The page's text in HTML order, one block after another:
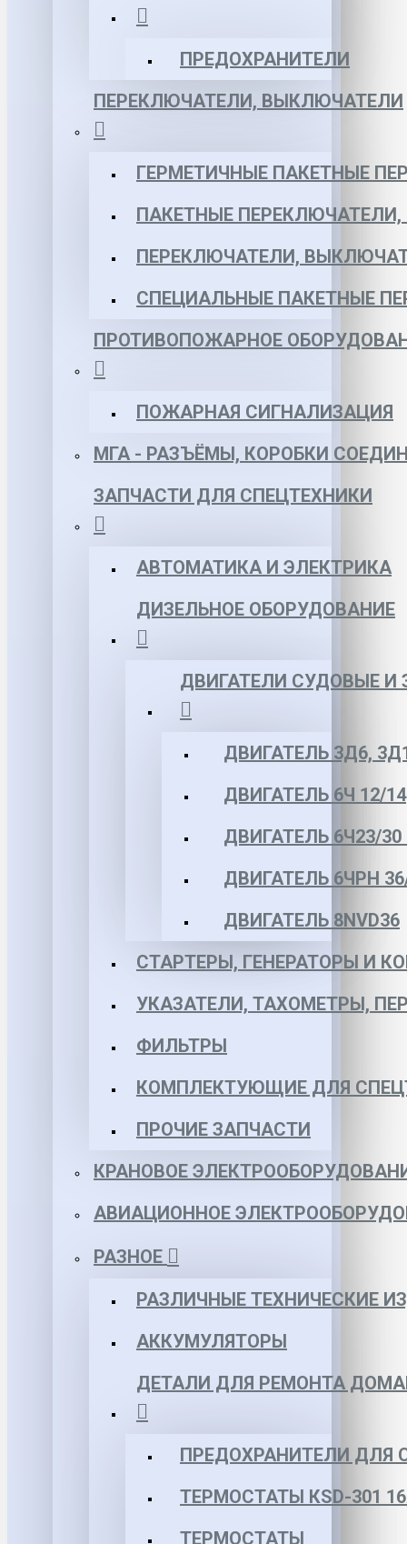
ПРЕДОХРАНИТЕЛИ
ПЕРЕКЛЮЧАТЕЛИ, ВЫКЛЮЧАТЕЛИ
ГЕРМЕТИЧНЫЕ ПАКЕТНЫЕ
ПАКЕТНЫЕ
ПЕРЕКЛЮЧАТЕЛИ,
СПЕЦИАЛЬНЫЕ ПАКЕТНЫЕ
ПРОТИВОПОЖАРНОЕ
ПОЖАРНАЯ СИГНАЛИЗАЦИЯ
МГА - РАЗЪЁМЫ, КОРОБКИ
ЗАПЧАСТИ ДЛЯ СПЕЦТЕХНИКИ
АВТОМАТИКА И ЭЛЕКТРИКА
ДИЗЕЛЬНОЕ ОБОРУДОВАНИЕ
ДВИГАТЕЛИ СУДОВЫЕ И
ДВИГАТЕЛЬ 3Д6,
ДВИГАТЕЛЬ 6Ч 12/14
ДВИГАТЕЛЬ 6Ч23/30
ДВИГАТЕЛЬ 6ЧРН
ДВИГАТЕЛЬ 8NVD36
СТАРТЕРЫ, ГЕНЕРАТОРЫ И
УКАЗАТЕЛИ, ТАХОМЕТРЫ,
ФИЛЬТРЫ
КОМПЛЕКТУЮЩИЕ ДЛЯ
ПРОЧИЕ ЗАПЧАСТИ
КРАНОВОЕ
АВИАЦИОННОЕ
РАЗНОЕ
РАЗЛИЧНЫЕ ТЕХНИЧЕСКИЕ
АККУМУЛЯТОРЫ
ДЕТАЛИ ДЛЯ РЕМОНТА
ПРЕДОХРАНИТЕЛИ ДЛЯ
ТЕРМОСТАТЫ КSD-301
ТЕРМОСТАТЫ